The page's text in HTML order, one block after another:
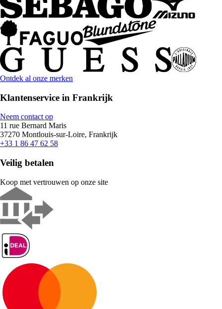
Ontdek al onze merken
Klantenservice in Frankrijk
Neem contact op
11 rue Bernard Maris
37270 Montlouis-sur-Loire, Frankrijk
+33 1 86 47 62 58
Veilig betalen
Koop met vertrouwen op onze site